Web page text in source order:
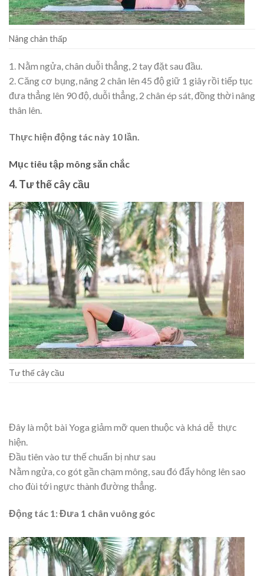
Nâng chân thấp
1. Nằm ngửa, chân duỗi thẳng, 2 tay đặt sau đầu.
2. Căng cơ bụng, nâng 2 chân lên 45 độ giữ 1 giây rồi tiếp tục
đưa thẳng lên 90 độ, duỗi thẳng, 2 chân ép sát, đồng thời nâng
thân lên.
Thực hiện động tác này 10 lần.
Mục tiêu tập mông săn chắc
4. Tư thế cây cầu
Tư thế cây cầu
Đây là một bài Yoga giảm mỡ quen thuộc và khá dễ thực
hiện.
Đầu tiên vào tư thế chuẩn bị như sau
Nằm ngửa, co gót gần chạm mông, sau đó đẩy hông lên sao
cho đùi tới ngực thành đường thẳng.
Động tác 1: Đưa 1 chân vuông góc